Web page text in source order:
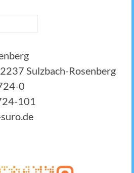
Sulzbach-Rosenberg
0
101